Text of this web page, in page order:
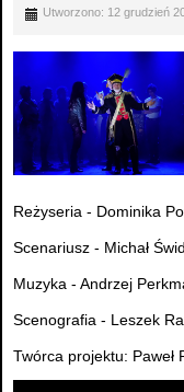
Utworzono: 12 grudzień
Reżyseria - Dominika
Scenariusz - Michał
Muzyka - Andrzej
Scenografia - Leszek
Twórca projektu: Paweł